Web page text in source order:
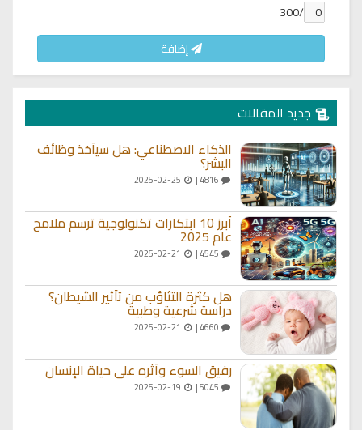
/300
إضافة
جديد المقالات
الذكاء الاصطناعي: هل سيأخذ وظائف
البشر؟
أبرز 10 ابتكارات تكنولوجية ترسم ملامح
عام 2025
هل كثرة التثاؤب من تأثير الشيطان؟
دراسة شرعية وطبية
رفيق السوء وأثره على حياة الإنسان